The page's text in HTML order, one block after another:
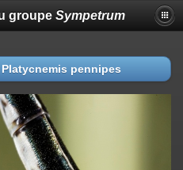
groupe Sympetrum
Platycnemis pennipes